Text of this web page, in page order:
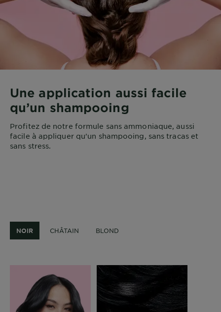
Une application aussi facile
qu’un shampooing
Profitez de notre formule sans ammoniaque, aussi
facile à appliquer qu'un shampooing, sans tracas et
sans stress.
NOIR CHÂTAIN BLOND